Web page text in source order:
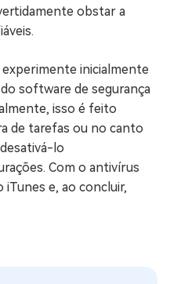
obstar a
inicialmente
software de segurança
isso é feito
de tarefas ou no canto
lo
Com o antivírus
iTunes e, ao concluir,